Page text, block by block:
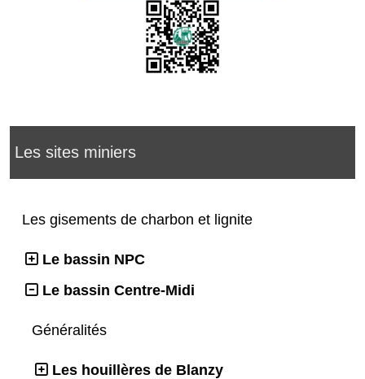
Les sites miniers
Les gisements de charbon et lignite
Le bassin NPC
Le bassin Centre-Midi
Généralités
Les houillères de Blanzy